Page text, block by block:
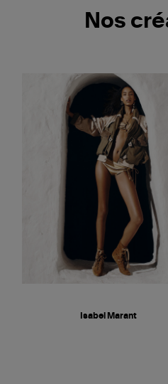
Nos
Isabel Marant